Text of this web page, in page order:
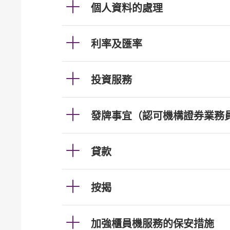
個人資料的處理
利率及匯率
投資服務
發牌事宜（認可機構證券業務
貸款
按揭
加強櫃員機服務的保安措施